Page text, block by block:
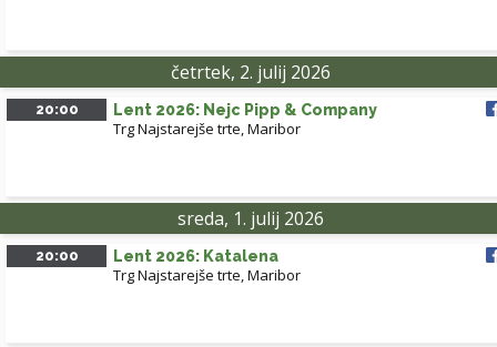
četrtek, 2. julij 2026
20:00 Lent 2026: Nejc Pipp & Company
Trg Najstarejše trte, Maribor
sreda, 1. julij 2026
20:00 Lent 2026: Katalena
Trg Najstarejše trte, Maribor